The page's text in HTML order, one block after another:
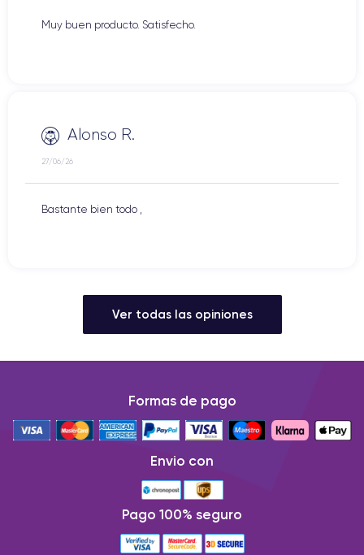
Muy buen producto. Satisfecho.
Alonso R.
27/06/26
Bastante bien todo ,
Ver todas las opiniones
Formas de pago
Envio con
Pago 100% seguro